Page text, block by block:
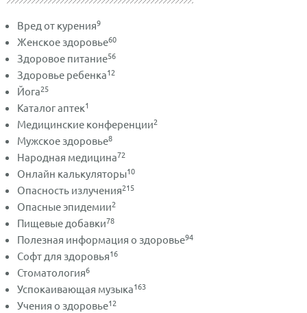
Вред от курения9
Женское здоровье60
Здоровое питание56
Здоровье ребенка12
Йога25
Каталог аптек1
Медицинские конференции2
Мужское здоровье8
Народная медицина72
Онлайн калькуляторы10
Опасность излучения215
Опасные эпидемии2
Пищевые добавки78
Полезная информация о здоровье94
Софт для здоровья16
Стоматология6
Успокаивающая музыка163
Учения о здоровье12